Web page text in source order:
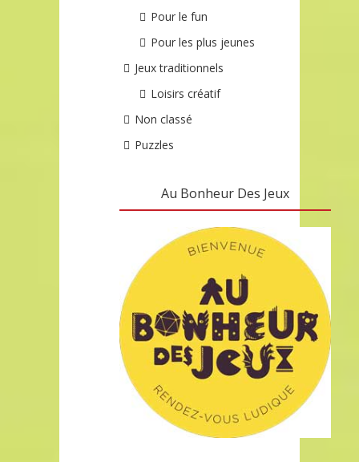
Pour le fun
Pour les plus jeunes
Jeux traditionnels
Loisirs créatif
Non classé
Puzzles
Au Bonheur Des Jeux